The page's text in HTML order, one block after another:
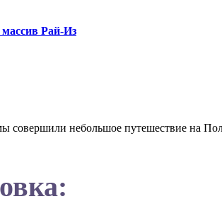
Рай-Из
совершили небольшое путешествие на